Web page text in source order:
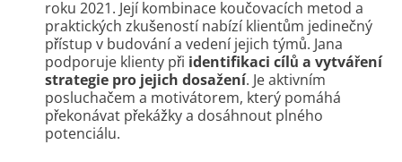
roku 2021. Její kombinace koučovacích metod a
praktických zkušeností nabízí klientům jedinečný
přístup v budování a vedení jejich týmů. Jana
podporuje klienty při identifikaci cílů a vytváření
strategie pro jejich dosažení. Je aktivním
posluchačem a motivátorem, který pomáhá
překonávat překážky a dosáhnout plného
potenciálu.